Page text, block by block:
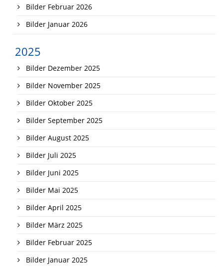
Bilder Februar 2026
Bilder Januar 2026
2025
Bilder Dezember 2025
Bilder November 2025
Bilder Oktober 2025
Bilder September 2025
Bilder August 2025
Bilder Juli 2025
Bilder Juni 2025
Bilder Mai 2025
Bilder April 2025
Bilder März 2025
Bilder Februar 2025
Bilder Januar 2025